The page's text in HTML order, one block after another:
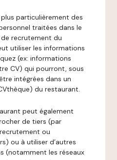
plus particulièrement des
traitées dans le
recrutement du
utiliser les informations
(ex: informations
CV) qui pourront, sous
intégrées dans un
du restaurant.
peut également
de tiers (par
ou
ou à utiliser d’autres
(notamment les réseaux